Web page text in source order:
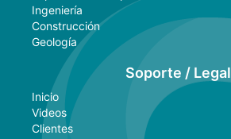
Ingeniería
Construcción
Geología
Soporte / Legal
Inicio
Videos
Clientes